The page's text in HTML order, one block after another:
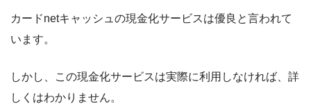
カードnetキャッシュの現金化サービスは優良と言われて
います。
しかし、この現金化サービスは実際に利用しなければ、詳
しくはわかりません。